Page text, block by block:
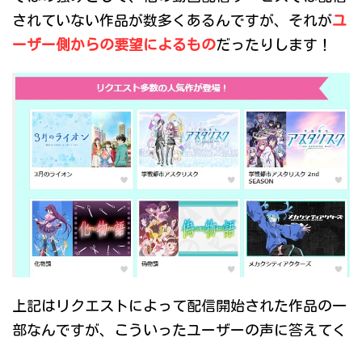
されていない作品が数多くあるんですが、それがユ
ーザー側からの要望によるものだったりします！
上記はリクエストによって配信開始された作品の一
部なんですが、こういったユーザーの声に答えてく